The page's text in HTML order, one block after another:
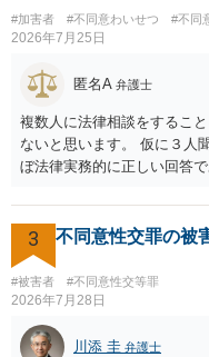
#加害者 #不同意わいせつ #不同
2026年7月25日
匿名A 弁護士
複数人に法律相談をするこ
ないと思います。 仮に３人
ぼ法律実務的に正しい回答
２になった場合は、どちら
り、３人の弁護士の中で、
みたい弁護士を決め、その
す。 その３人の中で「逮捕
委任しないほうがよいと思
事案で、断言すること自体
弁護士に断言回答を求める
3 不同意性交罪の被
#被害者 #不同意性交等罪
2026年7月28日
川添 圭 弁護士